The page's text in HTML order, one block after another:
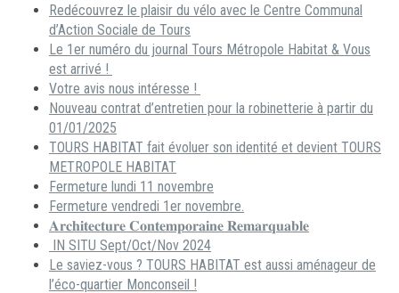
Redécouvrez le plaisir du vélo avec le Centre Communal
d’Action Sociale de Tours
Le 1er numéro du journal Tours Métropole Habitat & Vous
est arrivé !
Votre avis nous intéresse !
Nouveau contrat d’entretien pour la robinetterie à partir du
01/01/2025
TOURS HABITAT fait évoluer son identité et devient TOURS
METROPOLE HABITAT
Fermeture lundi 11 novembre
Fermeture vendredi 1er novembre.
𝐀𝐫𝐜𝐡𝐢𝐭𝐞𝐜𝐭𝐮𝐫𝐞 𝐂𝐨𝐧𝐭𝐞𝐦𝐩𝐨𝐫𝐚𝐢𝐧𝐞 𝐑𝐞𝐦𝐚𝐫𝐪𝐮𝐚𝐛𝐥𝐞
IN SITU Sept/Oct/Nov 2024
Le saviez-vous ? TOURS HABITAT est aussi aménageur de
l’éco-quartier Monconseil !